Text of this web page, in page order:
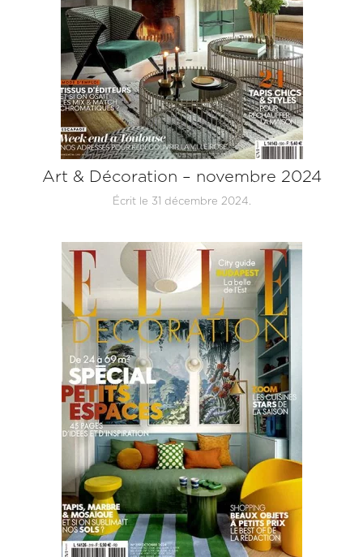
Art & Décoration – novembre 2024
Écrit le 31 décembre 2024.